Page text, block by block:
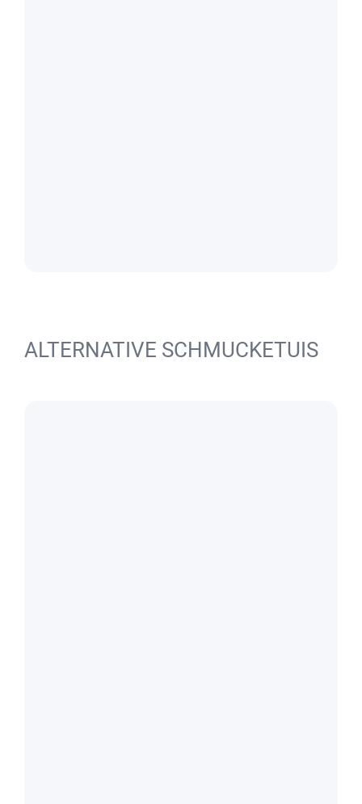
ALTERNATIVE SCHMUCKETUIS